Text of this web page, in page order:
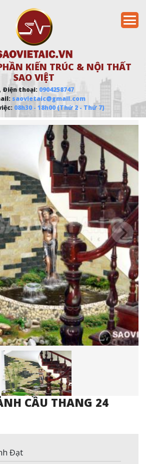
KIẾN TRÚC & NỘI THẤT
SAO VIỆT
Điện thoại: 0904258747
saovietaic@gmail.com
08h30 - 18h00 (Thứ 2 - Thứ 7)
CẦU THANG 24
Đạt